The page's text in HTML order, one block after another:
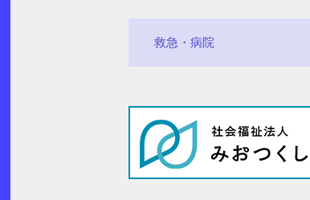
救急・病院